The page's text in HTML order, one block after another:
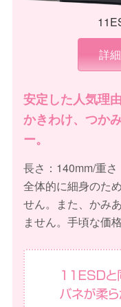
詳
安定した人気理由
かきわけ、つか
ー。
長さ：140mm/重さ
全体的に細身のた
せん。また、かみ
ません。手頃な価